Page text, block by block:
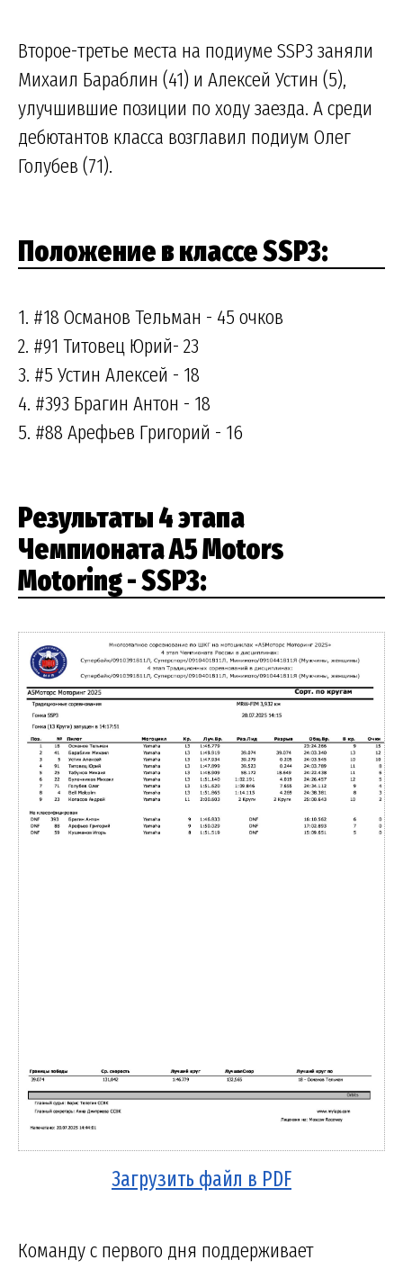
Второе-третье места на подиуме SSP3 заняли
Михаил Бараблин (41) и Алексей Устин (5),
улучшившие позиции по ходу заезда. А среди
дебютантов класса возглавил подиум Олег
Голубев (71).
Положение в классе SSP3:
1. #18 Османов Тельман - 45 очков
2. #91 Титовец Юрий- 23
3. #5 Устин Алексей - 18
4. #393 Брагин Антон - 18
5. #88 Арефьев Григорий - 16
Результаты 4 этапа
Чемпионата A5 Motors
Motoring - SSP3:
Загрузить файл в PDF
Команду с первого дня поддерживает